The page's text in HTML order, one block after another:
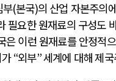
부(본국)의 산업 자본주의
필요한 원재료의 구성도
은 이런 원재료를 안정적
“외부”세계에 대해 제
이나 전쟁